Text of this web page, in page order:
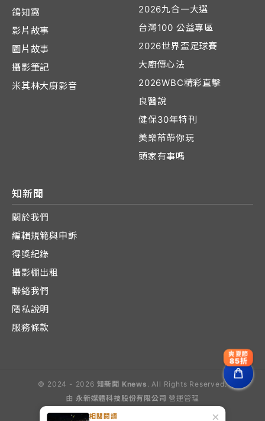
×
相關閱讀
鴿知窩
影片故事
圖片故事
攝影筆記
米其林大廚影音
2026九合一大選
台灣100 公益專區
2026世界盃足球賽
大廚傳心法
2026WBC精彩直擊
良醫說
健保30年特刊
美樂蒂帶你玩
頭家有事嗎
知新聞
關於我們
編輯規範與申訴
得獎紀錄
攝影棚出租
聯絡我們
隱私說明
服務條款
© 2024 - 2026 知新聞 Knews . All Rights Reserved.
由 永新媒體科技股份有限公司 營運管理
爽夏節
85折